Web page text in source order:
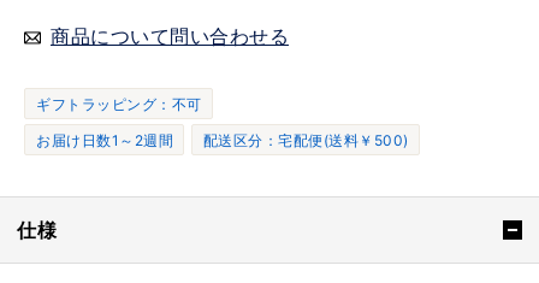
商品について問い合わせる
ギフトラッピング：不可
お届け日数1～2週間
配送区分：宅配便(送料￥500)
仕様